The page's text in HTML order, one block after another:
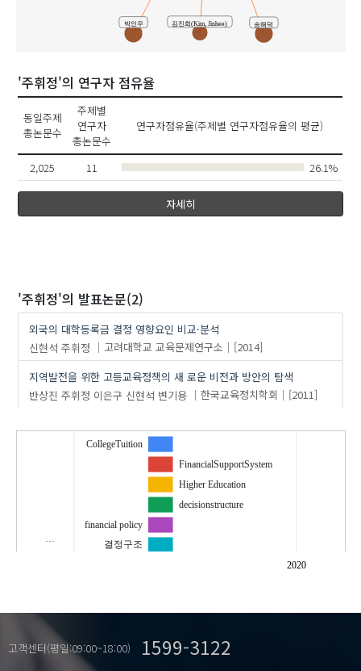
김진희(Kim, Jinhee)
박인우 송해덕
'주휘정'의 연구자 점유율
동일주제
총논문수
주제별
연구자
총논문수
연구자점유율(주제별 연구자점유율의 평균)
2,025 11 26.1%
자세히
'주휘정'의 발표논문(2)
외국의 대학등록금 결정 영향요인 비교·분석
신현석 주휘정 고려대학교 교육문제연구소
[2014]
지역발전을 위한 고등교육정책의 새 로운 비전과 방안의 탐색
반상진 주휘정 이은구 신현석 변기용 한국교육정치학회 [2011]
2020
…
CollegeTuition
FinancialSupportSystem
Higher Education
decisionstructure
financial policy
결정구조
고객센터(평일:09:00~18:00) 1599-3122